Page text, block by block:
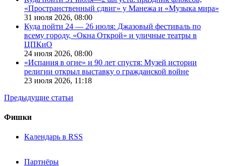
«Пространственный сдвиг» у Манежа и «Музыка мира»
31 июля 2026, 08:00
Куда пойти 24 — 26 июля: Джазовый фестиваль по
всему городу, «Окна Открой» и уличные театры в
ЦПКиО
24 июля 2026, 08:00
«Испания в огне» и 90 лет спустя: Музей истории
религии открыл выставку о гражданской войне
23 июля 2026, 11:18
Предыдущие статьи
Фишки
Календарь в RSS
Партнёры